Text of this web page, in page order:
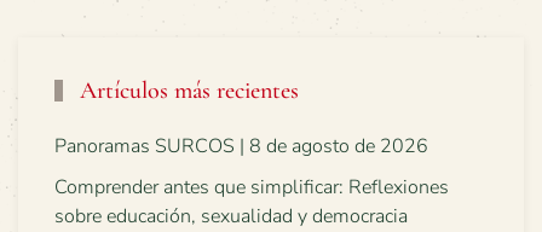
Artículos más recientes
Panoramas SURCOS | 8 de agosto de 2026
Comprender antes que simplificar: Reflexiones
sobre educación, sexualidad y democracia